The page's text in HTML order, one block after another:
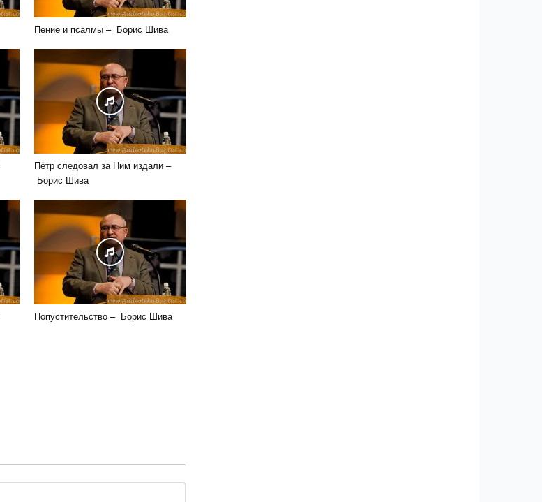
Пение и псалмы – Борис Шива
Пётр следовал за Ним издали –
Борис Шива
Попустительство – Борис Шива